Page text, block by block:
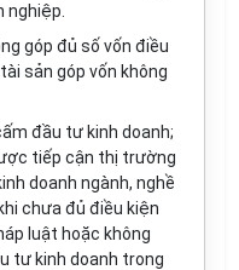
nghiệp.
góp đủ số vốn điều
sản góp vốn không
đầu tư kinh doanh;
tiếp cận thị trường
doanh ngành, nghề
chưa đủ điều kiện
luật hoặc không
tư kinh doanh trong